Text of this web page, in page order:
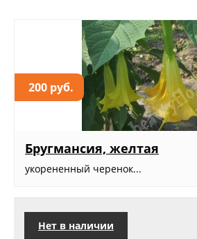
200 руб.
Бругмансия, желтая
укорененный черенок...
Нет в наличии